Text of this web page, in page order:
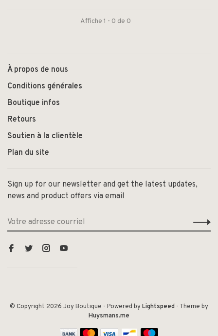
Affiche 1 - 0 de 0
À propos de nous
Conditions générales
Boutique infos
Retours
Soutien à la clientèle
Plan du site
Sign up for our newsletter and get the latest updates,
news and product offers via email
© Copyright 2026 Joy Boutique - Powered byLightspeed - Theme by
Huysmans.me